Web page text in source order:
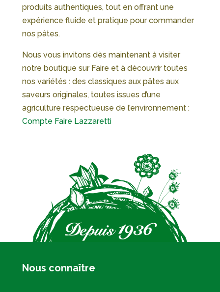
produits authentiques, tout en offrant une
expérience fluide et pratique pour commander
nos pâtes.
Nous vous invitons dès maintenant à visiter
notre boutique sur Faire et à découvrir toutes
nos variétés : des classiques aux pâtes aux
saveurs originales, toutes issues d’une
agriculture respectueuse de l’environnement :
Compte Faire Lazzaretti
Nous connaître